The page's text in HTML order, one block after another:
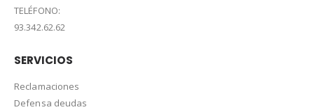
TELÉFONO:
93.342.62.62
SERVICIOS
Reclamaciones
Defensa deudas